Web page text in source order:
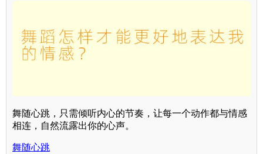
舞随心跳，只需倾听内心的节奏，让每一个动作都与情感
相连，自然流露出你的心声。
舞随心跳